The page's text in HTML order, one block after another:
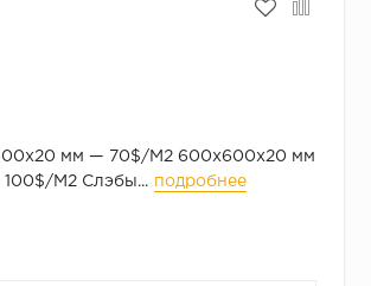
мм — 70$/М2 600х600х20 мм
М2 Слэбы... подробнее